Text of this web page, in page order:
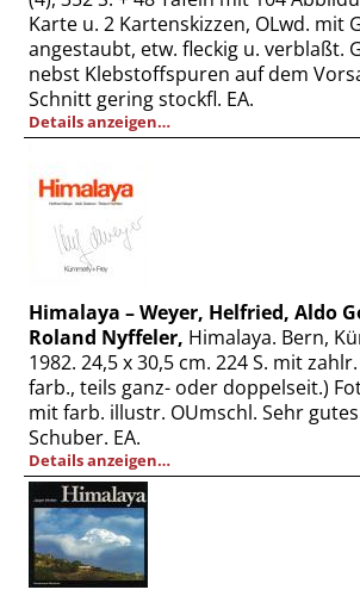
Karte u. 2 Kartenskizzen, OLwd. mit
angestaubt, etw. fleckig u. verblaßt.
nebst Klebstoffspuren auf dem
Schnitt gering stockfl. EA.
Details anzeigen…
Himalaya – Weyer, Helfried, Aldo
Roland Nyffeler, Himalaya. Bern,
1982. 24,5 x 30,5 cm. 224 S. mit
farb., teils ganz- oder doppelseit.)
mit farb. illustr. OUmschl. Sehr
Schuber. EA.
Details anzeigen…